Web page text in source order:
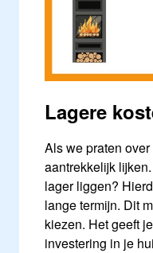
Lagere
Als we praten
aantrekkelijk
lager liggen?
lange termijn. Dit
kiezen. Het geeft
investering in je